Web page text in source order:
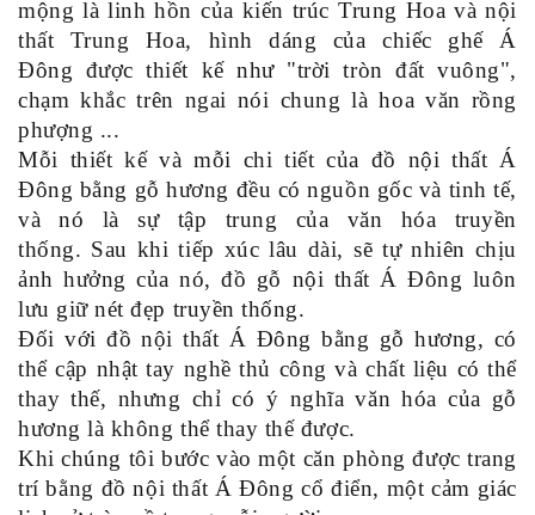
mộng là linh hồn của kiến ​​trúc Trung Hoa và nội
thất Trung Hoa, hình dáng của chiếc ghế Á
Đông được thiết kế như "trời tròn đất vuông",
chạm khắc trên ngai nói chung là hoa văn rồng
phượng ...
Mỗi thiết kế và mỗi chi tiết của đồ nội thất Á
Đông bằng gỗ hương đều có nguồn gốc và tinh tế,
và nó là sự tập trung của văn hóa truyền
thống. Sau khi tiếp xúc lâu dài, sẽ tự nhiên chịu
ảnh hưởng của nó, đồ gỗ nội thất Á Đông luôn
lưu giữ nét đẹp truyền thống.
Đối với đồ nội thất Á Đông bằng gỗ hương, có
thể cập nhật tay nghề thủ công và chất liệu có thể
thay thế, nhưng chỉ có ý nghĩa văn hóa của gỗ
hương là không thể thay thế được.
Khi chúng tôi bước vào một căn phòng được trang
trí bằng đồ nội thất Á Đông cổ điển, một cảm giác